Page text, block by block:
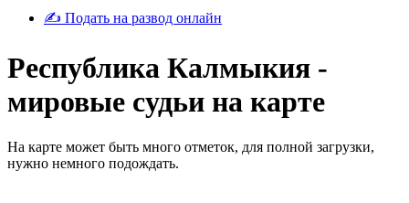
✍ Подать на развод онлайн
Республика Калмыкия -
мировые судьи на карте
На карте может быть много отметок, для полной загрузки,
нужно немного подождать.